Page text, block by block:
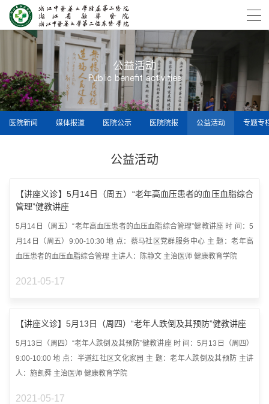
公益活动
Public benefit activities
医院新闻 媒体报道 医院公示 医院院报 公益活动 专题专
公益活动
【讲座义诊】5月14日（周五）“老年高血压患者的血压血脂综合
管理”健教讲座
5月14日（周五）“老年高血压患者的血压血脂综合管理”健教讲座 时 间：5
月14日（周五）9:00-10:30 地 点：蔡马社区党群服务中心 主 题：老年高
血压患者的血压血脂综合管理 主讲人：陈静文 主治医师 健康教育学院
2021-05-17
【讲座义诊】5月13日（周四）“老年人跌倒及其预防”健教讲座
5月13日（周四）“老年人跌倒及其预防”健教讲座 时 间：5月13日（周四）
9:00-10:00 地 点：半道红社区文化家园 主 题：老年人跌倒及其预防 主讲
人：施凯舜 主治医师 健康教育学院
2021-05-17